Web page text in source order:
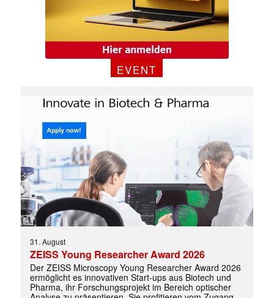
✕
EVENT
31. August
ZEISS Young Researcher Award 2026
Der ZEISS Microscopy Young Researcher Award 2026
ermöglicht es innovativen Start-ups aus Biotech und
Pharma, ihr Forschungsprojekt im Bereich optischer